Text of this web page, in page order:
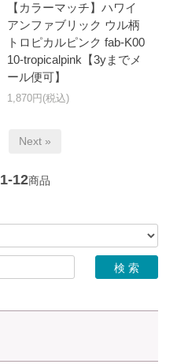
【カラーマッチ】ハワイ
アンファブリック ウル柄
トロピカルピンク fab-K00
10-tropicalpink【3yまでメ
ール便可】
1,870円(税込)
Next »
1-12商品